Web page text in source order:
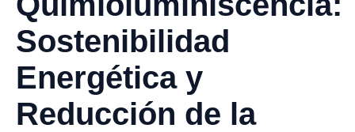
Sostenibilidad
Energética y
Reducción de la